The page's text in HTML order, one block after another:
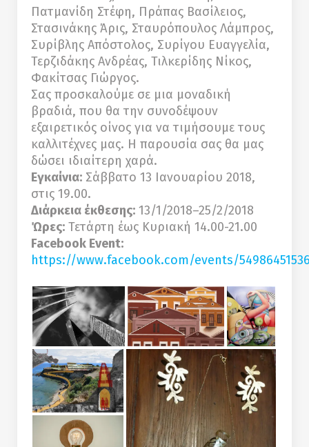
Πατμανίδη Στέφη, Πράπας Βασίλειος,
Στασινάκης Άρις, Σταυρόπουλος Λάμπρος,
Συρίβλης Απόστολος, Συρίγου Ευαγγελία,
Τερζιδάκης Ανδρέας, Τιλκερίδης Νίκος,
Φακίτσας Γιώργος.
Σας προσκαλούμε σε μια μοναδική
βραδιά, που θα την συνοδέψουν
εξαιρετικός οίνος για να τιμήσουμε τους
καλλιτέχνες μας. Η παρουσία σας θα μας
δώσει ιδιαίτερη χαρά.
Εγκαίνια: Σάββατο 13 Ιανουαρίου 2018,
στις 19.00.
Διάρκεια έκθεσης: 13/1/2018–25/2/2018
Ώρες: Τετάρτη έως Κυριακή 14.00-21.00
Facebook Event:
https://www.facebook.com/events/